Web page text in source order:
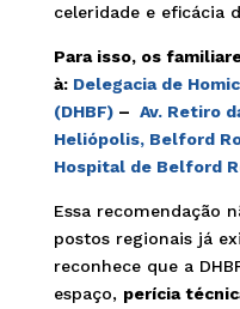
celeridade e eficácia
Para isso, os
à: Delegacia de
(DHBF)– Av. Retiro
Heliópolis, Belford
Hospital de Belford
Essa recomendação
postos regionais já
reconhece que a
espaço, perícia